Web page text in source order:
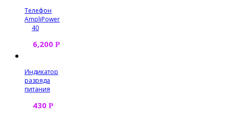
Телефон
AmpliPower
40
6,200 Р
Индикатор
разряда
питания
430 Р